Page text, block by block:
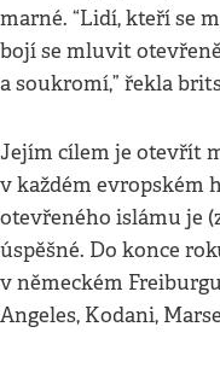
marné. “Lidí, kteří se
bojí se mluvit
a soukromí,” řekla
Jejím cílem je otevřít
v každém evropském
otevřeného islámu je
úspěšné. Do konce
v německém
Angeles, Kodani,